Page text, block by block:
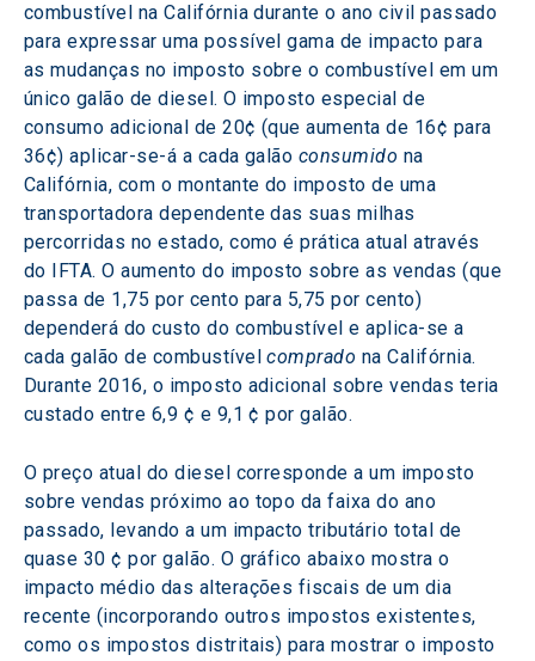
combustível na Califórnia durante o ano civil passado
para expressar uma possível gama de impacto para
as mudanças no imposto sobre o combustível em um
único galão de diesel. O imposto especial de
consumo adicional de 20¢ (que aumenta de 16¢ para
36¢) aplicar-se-á a cada galão consumido na
Califórnia, com o montante do imposto de uma
transportadora dependente das suas milhas
percorridas no estado, como é prática atual através
do IFTA. O aumento do imposto sobre as vendas (que
passa de 1,75 por cento para 5,75 por cento)
dependerá do custo do combustível e aplica-se a
cada galão de combustível comprado na Califórnia.
Durante 2016, o imposto adicional sobre vendas teria
custado entre 6,9 ¢ e 9,1 ¢ por galão.
O preço atual do diesel corresponde a um imposto
sobre vendas próximo ao topo da faixa do ano
passado, levando a um impacto tributário total de
quase 30 ¢ por galão. O gráfico abaixo mostra o
impacto médio das alterações fiscais de um dia
recente (incorporando outros impostos existentes,
como os impostos distritais) para mostrar o imposto